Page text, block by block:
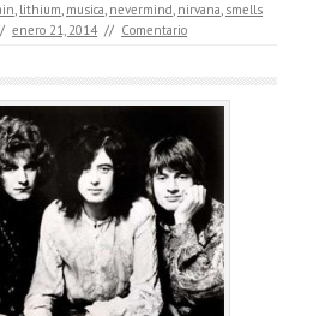
, lithium, musica, nevermind, nirvana, smells
enero 21, 2014 // Comentario